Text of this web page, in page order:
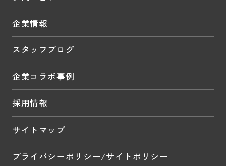
企業情報
スタッフブログ
企業コラボ事例
採用情報
サイトマップ
プライバシーポリシー/サイトポリシー